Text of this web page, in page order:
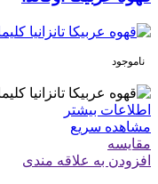
ناموجود
اطلاعات بیشتر
مشاهده سریع
مقایسه
افزودن به علاقه مندی